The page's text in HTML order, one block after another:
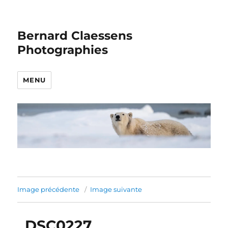
Bernard Claessens
Photographies
MENU
Image précédente Image suivante